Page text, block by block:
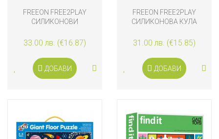
FREEON FREE2PLAY
СИЛИКОНОВИ
ОСНОВА, СИНИ
33.00 лв. (€16.87)
ДОБАВИ
FREEON FREE2PLAY
СИЛИКОНОВА КУЛА
31.00 лв. (€15.85)
ДОБАВИ